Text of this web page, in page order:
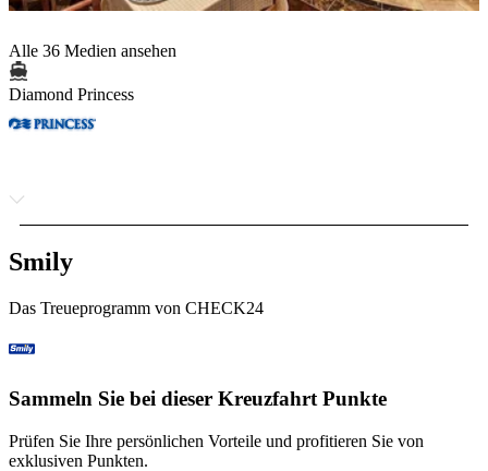
Alle 36 Medien ansehen
Diamond Princess
Smily
Das Treueprogramm von CHECK24
Sammeln Sie bei dieser Kreuzfahrt Punkte
Prüfen Sie Ihre persönlichen Vorteile und profitieren Sie von
exklusiven Punkten.